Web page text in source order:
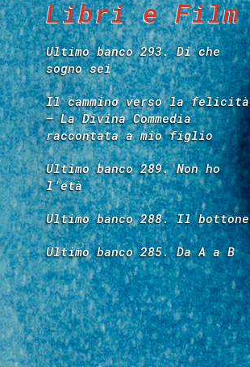
Libri e Film
Ultimo banco 293. Di che
sogno sei
Il cammino verso la felicità
– La Divina Commedia
raccontata a mio figlio
Ultimo banco 289. Non ho
l’età
Ultimo banco 288. Il bottone
Ultimo banco 285. Da A a B